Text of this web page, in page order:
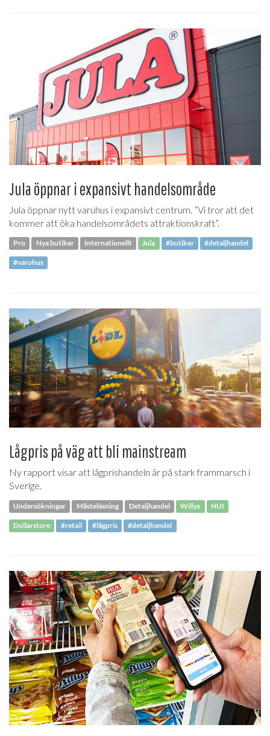
Jula öppnar i expansivt handelsområde
Jula öppnar nytt varuhus i expansivt centrum. ”Vi tror att det
kommer att öka handelsområdets attraktionskraft”.
Pro Nya butiker Internationellt Jula #butiker #detaljhandel
#varuhus
Lågpris på väg att bli mainstream
Ny rapport visar att lågprishandeln är på stark frammarsch i
Sverige.
Undersökningar Måsteläsning Detaljhandel Willys HUI
Dollarstore #retail #lågpris #detaljhandel